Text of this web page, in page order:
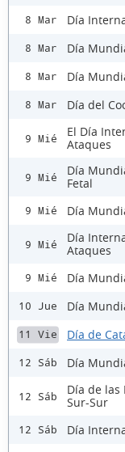
8 Mar Día
8 Mar Día
8 Mar Día
8 Mar Día del
9 Mié
El Día
Ataques
9 Mié
Día
Fetal
9 Mié Día
9 Mié
Día
Ataques
9 Mié Día
10 Jue Día
11 Vie Día de
12 Sáb Día
12 Sáb
Día de las
Sur-Sur
12 Sáb
Día